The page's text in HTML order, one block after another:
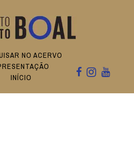
NO ACERVO
INÍCIO